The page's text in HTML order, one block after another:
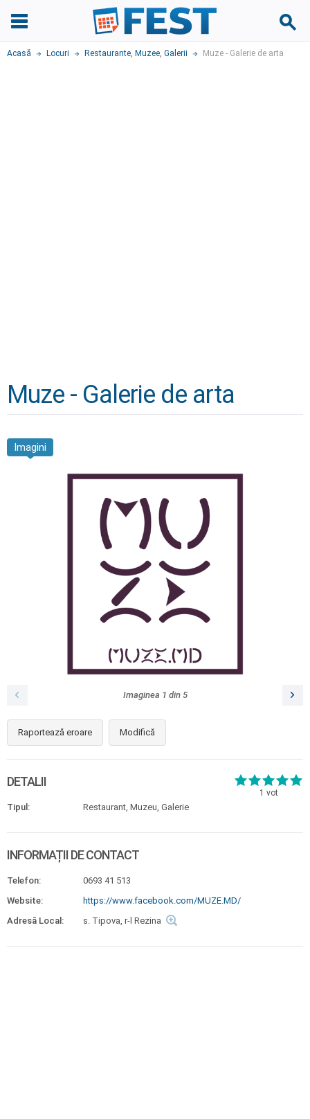
Acasă Locuri Restaurante, Muzee, Galerii Muze - Galerie de arta
Muze - Galerie de arta
Imagini
Imaginea 1 din 5
Raportează eroare Modifică
1 vot
DETALII
Tipul: Restaurant, Muzeu, Galerie
INFORMAȚII DE CONTACT
Telefon:
0693 41 513
Website:
https://www.facebook.com/MUZE.MD/
Adresă Local:
s. Tipova, r-l Rezina